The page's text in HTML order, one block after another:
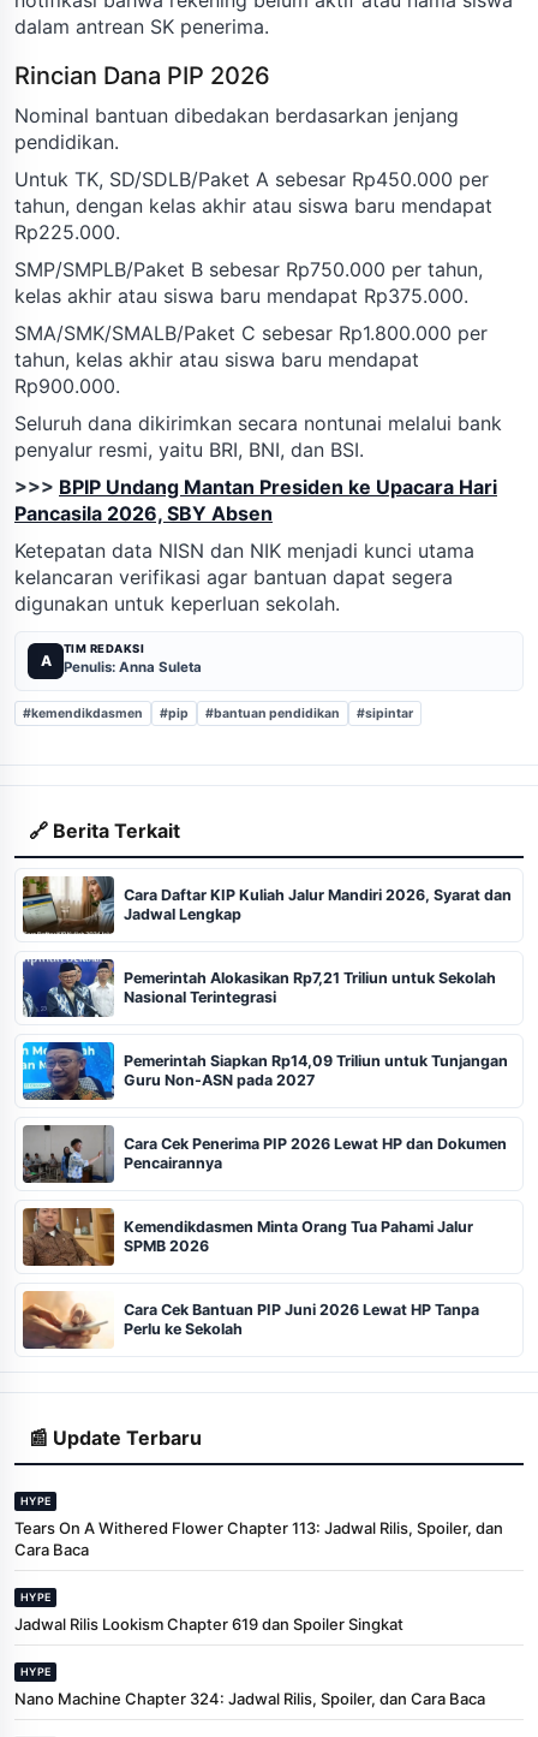
dalam antrean SK penerima.
Rincian Dana PIP 2026
Nominal bantuan dibedakan berdasarkan jenjang
pendidikan.
Untuk TK, SD/SDLB/Paket A sebesar Rp450.000 per
tahun, dengan kelas akhir atau siswa baru mendapat
Rp225.000.
SMP/SMPLB/Paket B sebesar Rp750.000 per tahun,
kelas akhir atau siswa baru mendapat Rp375.000.
SMA/SMK/SMALB/Paket C sebesar Rp1.800.000 per
tahun, kelas akhir atau siswa baru mendapat
Rp900.000.
Seluruh dana dikirimkan secara nontunai melalui bank
penyalur resmi, yaitu BRI, BNI, dan BSI.
>>> BPIP Undang Mantan Presiden ke Upacara Hari
Pancasila 2026, SBY Absen
Ketepatan data NISN dan NIK menjadi kunci utama
kelancaran verifikasi agar bantuan dapat segera
digunakan untuk keperluan sekolah.
A
TIM REDAKSI
Penulis: Anna Suleta
#kemendikdasmen #pip #bantuan pendidikan #sipintar
🔗 Berita Terkait
Cara Daftar KIP Kuliah Jalur Mandiri 2026, Syarat dan
Jadwal Lengkap
Pemerintah Alokasikan Rp7,21 Triliun untuk Sekolah
Nasional Terintegrasi
Pemerintah Siapkan Rp14,09 Triliun untuk Tunjangan
Guru Non-ASN pada 2027
Cara Cek Penerima PIP 2026 Lewat HP dan Dokumen
Pencairannya
Kemendikdasmen Minta Orang Tua Pahami Jalur
SPMB 2026
Cara Cek Bantuan PIP Juni 2026 Lewat HP Tanpa
Perlu ke Sekolah
📰 Update Terbaru
HYPE
Tears On A Withered Flower Chapter 113: Jadwal Rilis, Spoiler, dan
Cara Baca
HYPE
Jadwal Rilis Lookism Chapter 619 dan Spoiler Singkat
HYPE
Nano Machine Chapter 324: Jadwal Rilis, Spoiler, dan Cara Baca